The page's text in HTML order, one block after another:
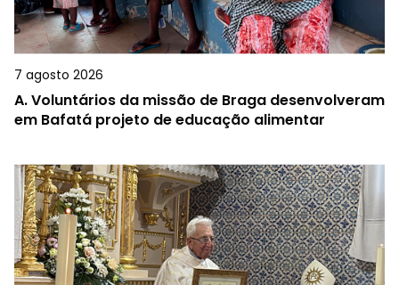
7 agosto 2026
A.Voluntários da missão de Braga desenvolveram
em Bafatá projeto de educação alimentar